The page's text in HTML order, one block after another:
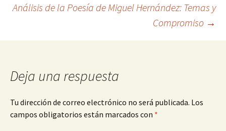
de
entradas
Análisis de la Poesía de Miguel Hernández: Temas y
Compromiso →
Deja una respuesta
Tu dirección de correo electrónico no será publicada. Los
campos obligatorios están marcados con *